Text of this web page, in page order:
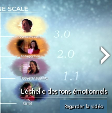
L’échelle des tons émotionnels
Regarder la vidéo